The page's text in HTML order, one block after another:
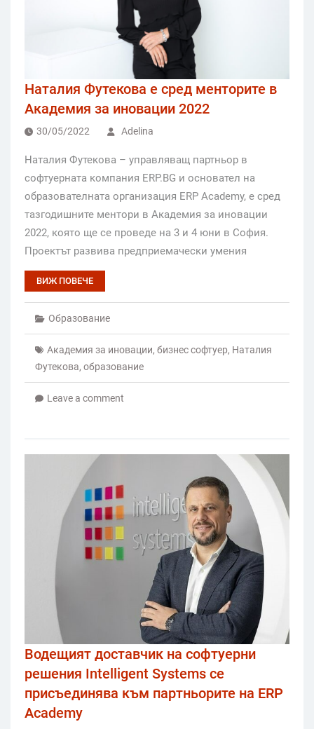
Наталия Футекова е сред менторите в
Академия за иновации 2022
30/05/2022 Adelina
Наталия Футекова – управляващ партньор в
софтуерната компания ERP.BG и основател на
образователната организация ERP Academy, е сред
тазгодишните ментори в Академия за иновации
2022, която ще се проведе на 3 и 4 юни в София.
Проектът развива предприемачески умения
ВИЖ ПОВЕЧЕ
Образование
Академия за иновации, бизнес софтуер, Наталия
Футекова, образование
Leave a comment
Водещият доставчик на софтуерни
решения Intelligent Systems се
присъединява към партньорите на ERP
Academy